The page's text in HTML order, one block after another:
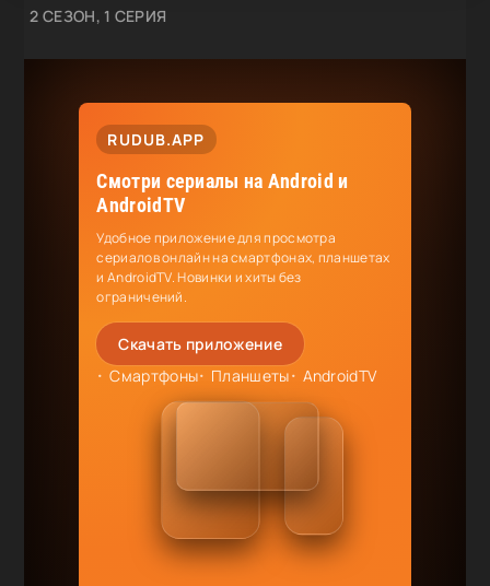
2 СЕЗОН, 1 СЕРИЯ
RUDUB.APP
Смотри сериалы на Android и
AndroidTV
Удобное приложение для просмотра
сериалов онлайн на смартфонах, планшетах
и AndroidTV. Новинки и хиты без
ограничений.
Скачать приложение
Смартфоны
Планшеты AndroidTV